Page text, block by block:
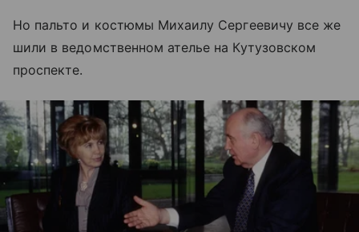
Но пальто и костюмы Михаилу Сергеевичу все же
шили в ведомственном ателье на Кутузовском
проспекте.